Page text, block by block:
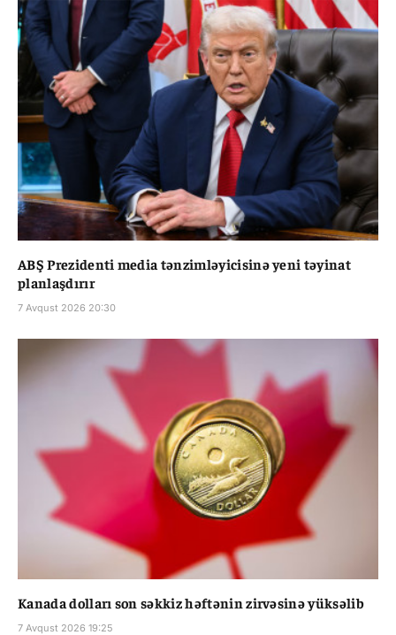
ABŞ Prezidenti media tənzimləyicisinə yeni təyinat
planlaşdırır
7 Avqust 2026 20:30
Kanada dolları son səkkiz həftənin zirvəsinə yüksəlib
7 Avqust 2026 19:25